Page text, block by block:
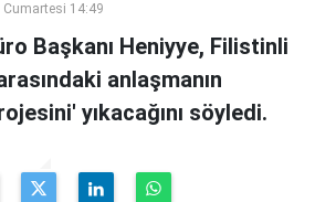
Cumartesi 14:49
Başkanı Heniyye, Filistinli
anlaşmanın
yıkacağını söyledi.